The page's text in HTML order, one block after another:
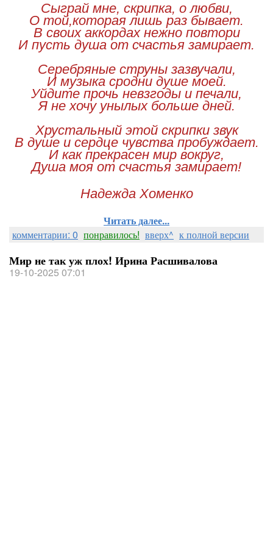
Сыграй мне, скрипка, о любви,
О той,которая лишь раз бывает.
В своих аккордах нежно повтори
И пусть душа от счастья замирает.
Серебряные струны зазвучали,
И музыка сродни душе моей.
Уйдите прочь невзгоды и печали,
Я не хочу унылых больше дней.
Хрустальный этой скрипки звук
В душе и сердце чувства пробуждает.
И как прекрасен мир вокруг,
Душа моя от счастья замирает!
Надежда Хоменко
Читать далее...
комментарии: 0 понравилось! вверх^ к полной версии
Мир не так уж плох! Ирина Расшивалова
19-10-2025 07:01